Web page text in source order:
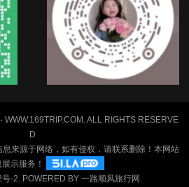
ALL RIGHTS RESERVE
D
来源于网络，如有侵权，请联系删除！本网站
示服务！
-2. POWERED BY 一路顺风旅行网 .